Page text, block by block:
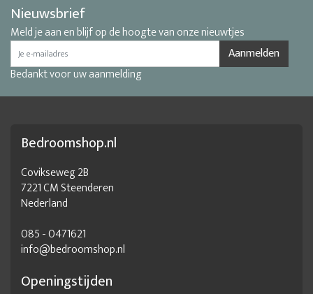
Nieuwsbrief
Meld je aan en blijf op de hoogte van onze nieuwtjes
Aanmelden
Bedankt voor uw aanmelding
Bedroomshop.nl
Covikseweg 2B
7221 CM Steenderen
Nederland
085 - 0471621
info@bedroomshop.nl
Openingstijden